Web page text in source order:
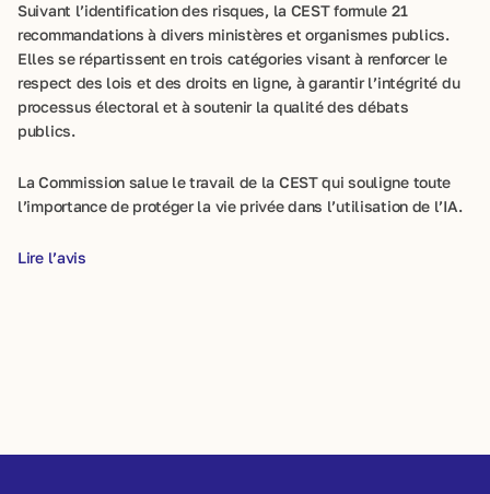
Suivant l’identification des risques, la CEST formule 21
recommandations à divers ministères et organismes publics.
Elles se répartissent en trois catégories visant à renforcer le
respect des lois et des droits en ligne, à garantir l’intégrité du
processus électoral et à soutenir la qualité des débats
publics.
La Commission salue le travail de la CEST qui souligne toute
l’importance de protéger la vie privée dans l’utilisation de l’IA.
Lire l’avis